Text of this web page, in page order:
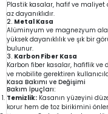
Plastik kasalar, hafif ve maliyet
az dayanıklıdır.
2. Metal Kasa
Alüminyum ve magnezyum
yüksek dayanıklılık ve şık bir
bulunur.
3. Karbon Fiber Kasa
Karbon fiber kasalar, hafiflik ve
ve mobilite gerektiren
Kasa Bakımı ve Değişimi
Bakım İpuçları:
Temizlik: Kasanın yüzeyini
korur hem de toz birikimini